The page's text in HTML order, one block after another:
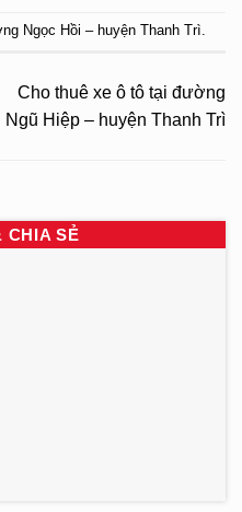
Ngọc Hồi – huyện Thanh Trì.
Cho thuê xe ô tô tại đường
Ngũ Hiệp – huyện Thanh Trì
CHIA SẺ